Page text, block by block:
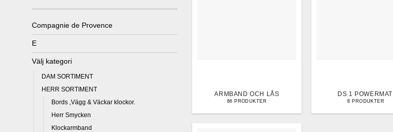
Compagnie de Provence
E
Välj kategori
DAM SORTIMENT
HERR SORTIMENT
Bords ,Vägg & Väckar klockor.
Herr Smycken
Klockarmband
ARMBAND OCH LÅS
86 PRODUKTER
DS 1 POWERMATI
8 PRODUKTER